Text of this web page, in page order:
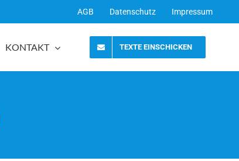
AGB Datenschutz Impressum
KONTAKT TEXTE EINSCHICKEN